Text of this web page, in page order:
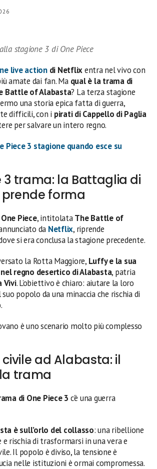
stagione 3 di One Piece
live actiondi Netflixentra nel vivo con
amate dai fan. Ma qual è la trama di
Battle of Alabasta? La terza stagione
una storia epica fatta di guerra,
difficili, con i pirati di Cappello di Paglia
per salvare un intero regno.
Piece 3 stagione quando esce su
3 trama: la Battaglia di
forma
Piece, intitolataThe Battle of
da Netflix, riprende
si era conclusa la stagione precedente.
la Rotta Maggiore, Luffy e la sua
regno desertico di Alabasta, patria
Vivi. L’obiettivo è chiaro: aiutare la loro
popolo da una minaccia che rischia di
è uno scenario molto più complesso
ad Alabasta: il
trama
di One Piece 3 c’è una guerra
è sull’orlo del collasso: una ribellione
e rischia di trasformarsi in una vera e
Il popolo è diviso, la tensione è
nelle istituzioni è ormai compromessa.